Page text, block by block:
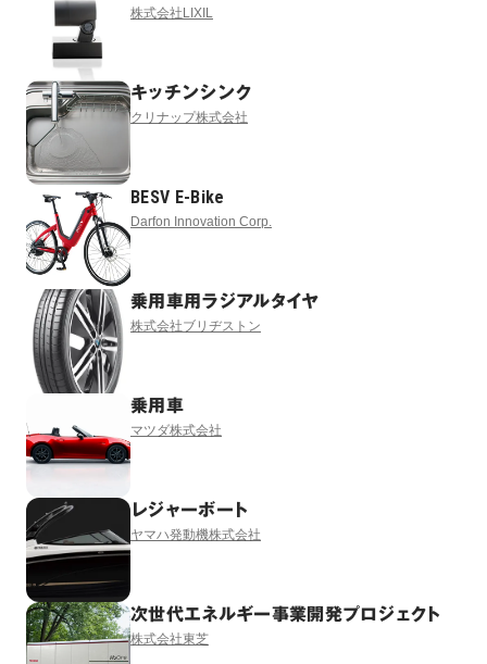
株式会社LIXIL
キッチンシンク
クリナップ株式会社
BESV E-Bike
Darfon Innovation Corp.
乗用車用ラジアルタイヤ
株式会社ブリヂストン
乗用車
マツダ株式会社
レジャーボート
ヤマハ発動機株式会社
次世代エネルギー事業開発プロジェクト
株式会社東芝